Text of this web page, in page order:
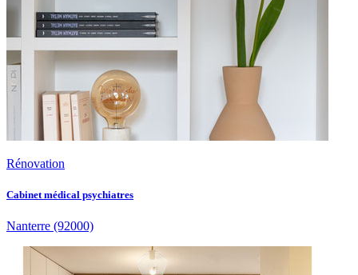
Rénovation
Cabinet médical psychiatres
Nanterre (92000)